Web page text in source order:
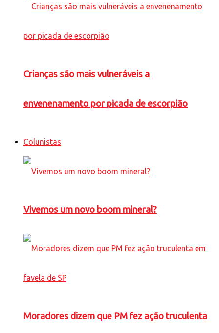
Crianças são mais vulneráveis a
envenenamento por picada de escorpião
Colunistas
Vivemos um novo boom mineral?
Moradores dizem que PM fez ação truculenta